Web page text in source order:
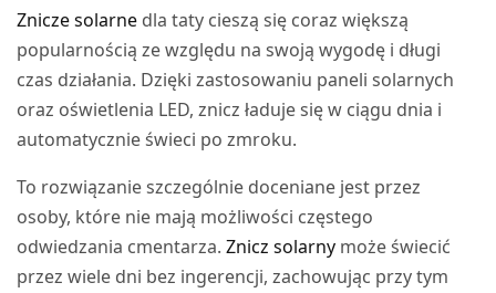
Znicze solarne dla taty cieszą się coraz większą
popularnością ze względu na swoją wygodę i długi
czas działania. Dzięki zastosowaniu paneli solarnych
oraz oświetlenia LED, znicz ładuje się w ciągu dnia i
automatycznie świeci po zmroku.
To rozwiązanie szczególnie doceniane jest przez
osoby, które nie mają możliwości częstego
odwiedzania cmentarza.Znicz solarny może świecić
przez wiele dni bez ingerencji, zachowując przy tym